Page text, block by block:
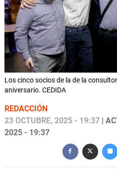
Los cinco socios de la de la
aniversario. CEDIDA
REDACCIÓN
23 OCTUBRE, 2025 - 19:37 |
2025 - 19:37